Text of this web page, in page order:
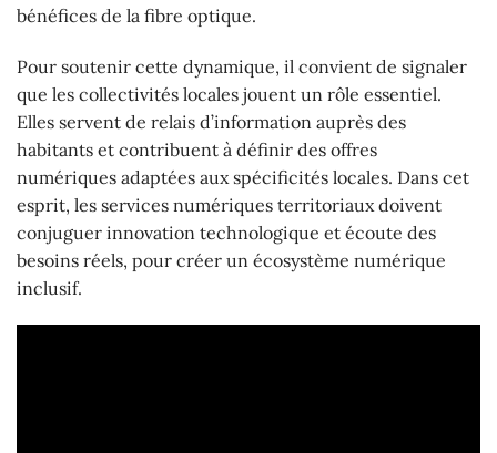
bénéfices de la fibre optique.
Pour soutenir cette dynamique, il convient de signaler
que les collectivités locales jouent un rôle essentiel.
Elles servent de relais d’information auprès des
habitants et contribuent à définir des offres
numériques adaptées aux spécificités locales. Dans cet
esprit, les services numériques territoriaux doivent
conjuguer innovation technologique et écoute des
besoins réels, pour créer un écosystème numérique
inclusif.